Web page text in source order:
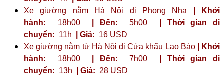
Xe giường nằm Hà Nội đi Phong Nha
| Khởi
hành: 18h00 | Đến: 5h00
| Thời gian di
chuyển: 11h | Giá: 16 USD
Xe giường nằm từ Hà Nội đi Cửa khẩu Lao Bảo
| Khởi
hành: 18h00 | Đến: 7h00
| Thời gian di
chuyển: 13h | Giá: 28 USD